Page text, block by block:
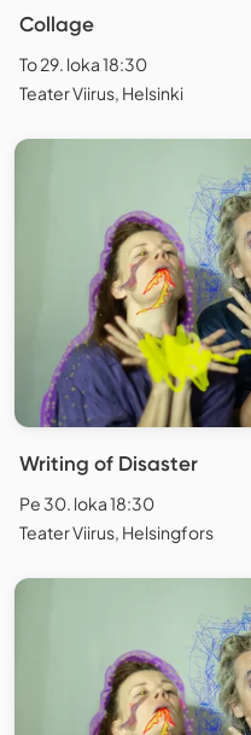
Collage
To 29. loka 18:30
Teater Viirus, Helsinki
Writing of Disaster
Pe 30. loka 18:30
Teater Viirus, Helsingfors